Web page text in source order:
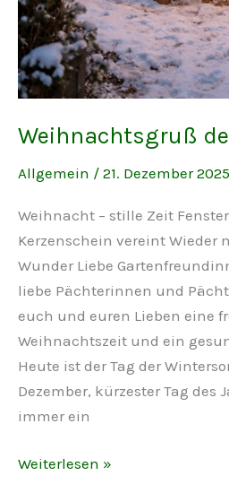
Weihnachtsgruß
Allgemein / 21. Dezember 2025
Weihnacht – stille Zeit
Kerzenschein vereint Wieder
Wunder Liebe
liebe Pächterinnen und
euch und euren Lieben eine
Weihnachtszeit und ein
Heute ist der Tag der
Dezember, kürzester Tag des
immer ein
Weihnachtsgruß
Weiterlesen »